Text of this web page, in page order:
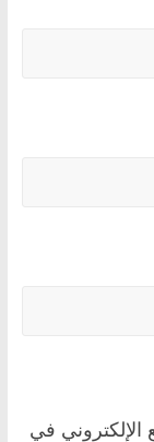
الإلكتروني في